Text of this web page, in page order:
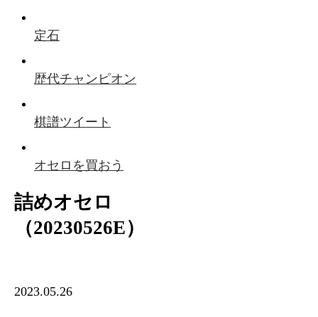
定石
歴代チャンピオン
棋譜ツイート
オセロを買おう
詰めオセロ
（20230526E）
2023.05.26